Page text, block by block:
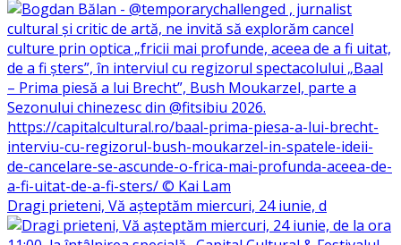
Dragi prieteni, Vă așteptăm miercuri, 24 iunie, d